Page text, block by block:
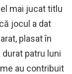
mai jucat titlu
jocul a dat
plasat în
durat patru luni
au contribuit